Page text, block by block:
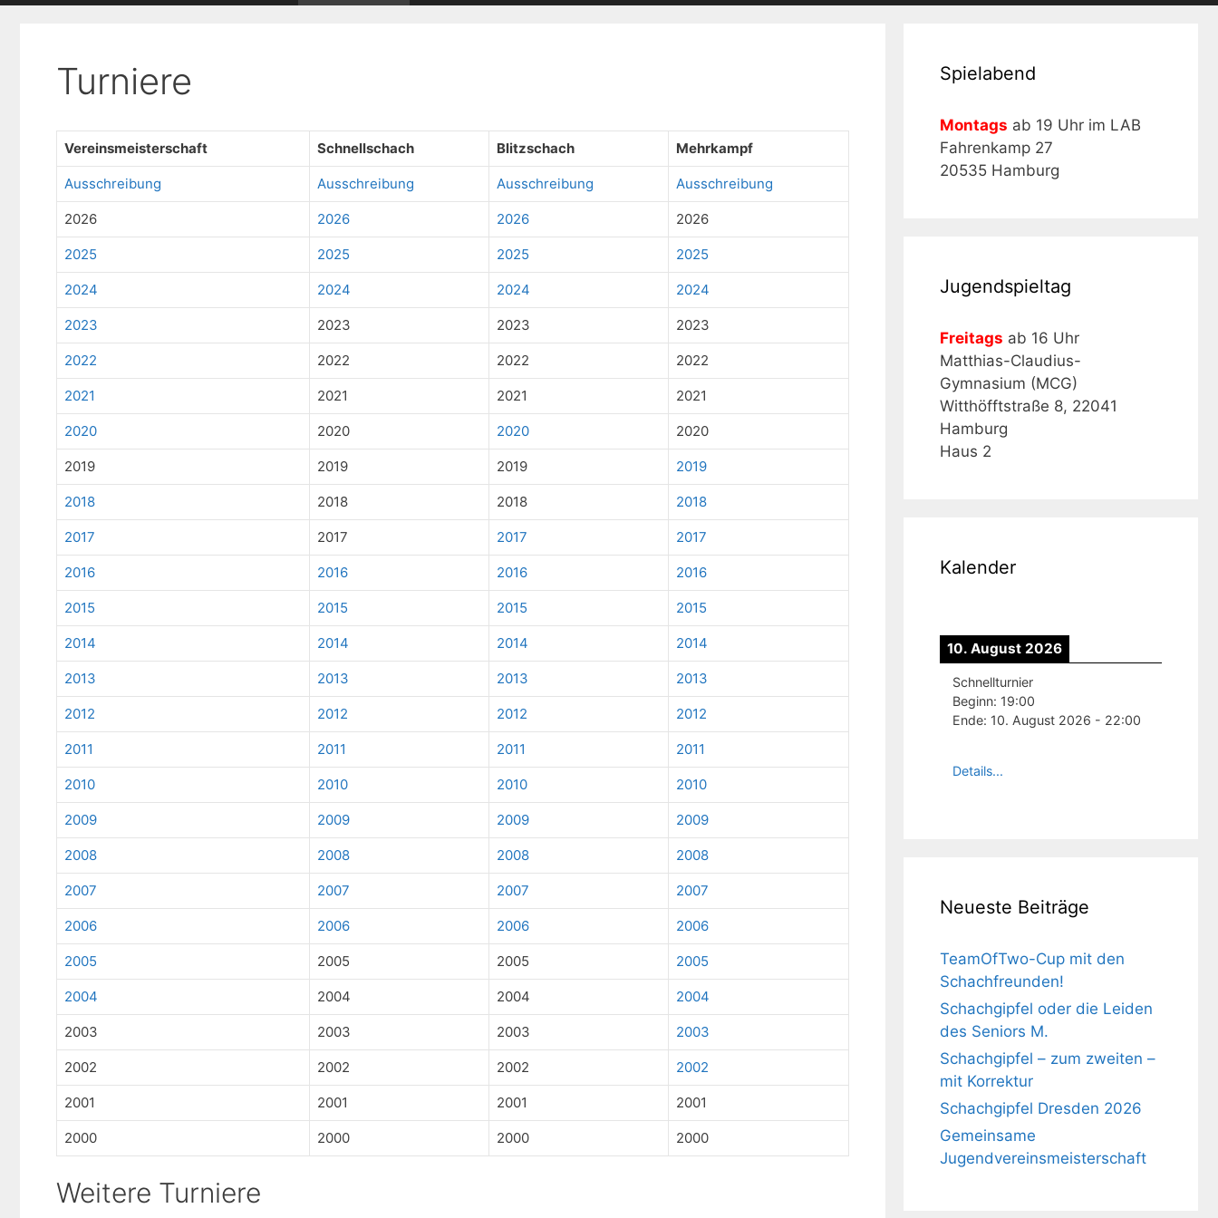
Turniere
Vereinsmeisterschaft Schnellschach Blitzschach Mehrkampf
Ausschreibung Ausschreibung Ausschreibung Ausschreibung
2026 2026 2026 2026
2025 2025 2025 2025
2024 2024 2024 2024
2023 2023 2023 2023
2022 2022 2022 2022
2021 2021 2021 2021
2020 2020 2020 2020
2019 2019 2019 2019
2018 2018 2018 2018
2017 2017 2017 2017
2016 2016 2016 2016
2015 2015 2015 2015
2014 2014 2014 2014
2013 2013 2013 2013
2012 2012 2012 2012
2011 2011 2011 2011
2010 2010 2010 2010
2009 2009 2009 2009
2008 2008 2008 2008
2007 2007 2007 2007
2006 2006 2006 2006
2005 2005 2005 2005
2004 2004 2004 2004
2003 2003 2003 2003
2002 2002 2002 2002
2001 2001 2001 2001
2000 2000 2000 2000
Weitere Turniere
Spielabend
Montags ab 19 Uhr im LAB
Fahrenkamp 27
20535 Hamburg
Jugendspieltag
Freitags ab 16 Uhr
Matthias-Claudius-
Gymnasium (MCG)
Witthöfftstraße 8, 22041
Hamburg
Haus 2
Kalender
10. August 2026
Schnellturnier
Beginn: 19:00
Ende: 10. August 2026 - 22:00
Details...
Neueste Beiträge
TeamOfTwo-Cup mit den
Schachfreunden!
Schachgipfel oder die Leiden
des Seniors M.
Schachgipfel – zum zweiten –
mit Korrektur
Schachgipfel Dresden 2026
Gemeinsame
Jugendvereinsmeisterschaft